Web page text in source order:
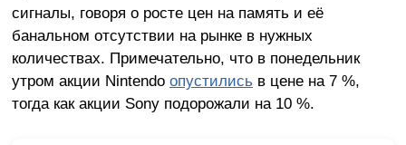
сигналы, говоря о росте цен на память и её
банальном отсутствии на рынке в нужных
количествах. Примечательно, что в понедельник
утром акции Nintendo опустились в цене на 7 %,
тогда как акции Sony подорожали на 10 %.